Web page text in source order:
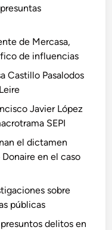
de Mercasa,
de influencias
Castillo Pasalodos
Javier López
SEPI
el dictamen
en el caso
sobre
públicas
delitos en